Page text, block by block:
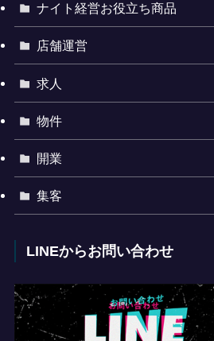
ナイト経営お役立ち商品
店舗運営
求人
物件
開業
集客
LINEからお問い合わせ